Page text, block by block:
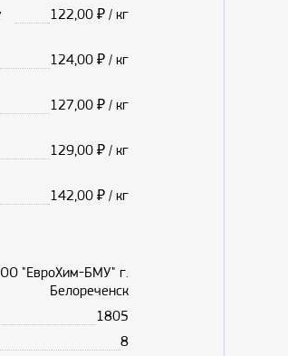
122,00 ₽ / кг
124,00 ₽ / кг
127,00 ₽ / кг
129,00 ₽ / кг
142,00 ₽ / кг
"ЕвроХим-БМУ" г.
Белореченск
1805
8